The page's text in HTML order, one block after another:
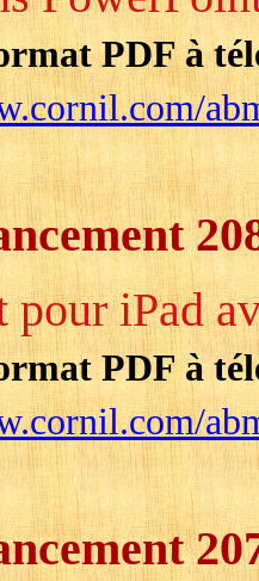
PDF à
pour iPad
PDF à